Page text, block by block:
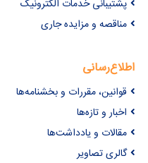
پشتیبانی خدمات الکترونیک
مناقصه و مزایده جاری
اطلاع‌رسانی
قوانین، مقررات و بخشنامه‌ها
اخبار و تازه‌ها
مقالات و یادداشت‌ها
گالری تصاویر